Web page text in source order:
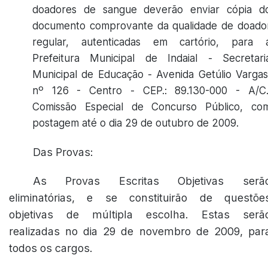
doadores de sangue deverão enviar cópia
documento comprovante da qualidade de
regular, autenticadas em cartório, para
Prefeitura Municipal de Indaial -
Municipal de Educação - Avenida Getúlio
nº 126 - Centro - CEP.: 89.130-000 - A/
Comissão Especial de Concurso Público,
postagem até o dia 29 de outubro de 2009.
Das Provas:
As Provas Escritas Objetivas
eliminatórias, e se constituirão de
objetivas de múltipla escolha. Estas
realizadas no dia 29 de novembro de 2009,
todos os cargos.